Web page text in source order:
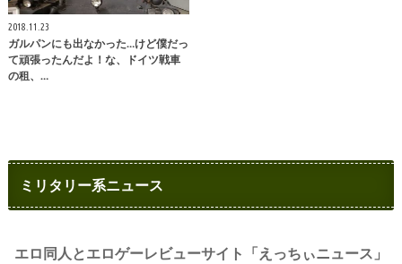
2018.11.23
ガルパンにも出なかった…けど僕だっ
て頑張ったんだよ！な、ドイツ戦車
の租、…
ミリタリー系ニュース
エロ同人とエロゲーレビューサイト「えっちぃニュース」